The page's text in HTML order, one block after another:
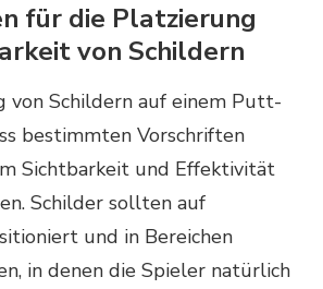
für die Platzierung
von Schildern
von Schildern auf einem Putt-
bestimmten Vorschriften
Sichtbarkeit und Effektivität
Schilder sollten auf
und in Bereichen
in denen die Spieler natürlich